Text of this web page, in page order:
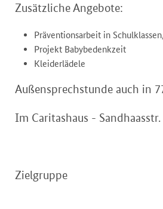
Zusätzliche Angebote:
Präventionsarbeit in
Projekt Babybedenkzeit
Kleiderlädele
Außensprechstunde auch in
Im Caritashaus - Sandhaasstr.
Zielgruppe